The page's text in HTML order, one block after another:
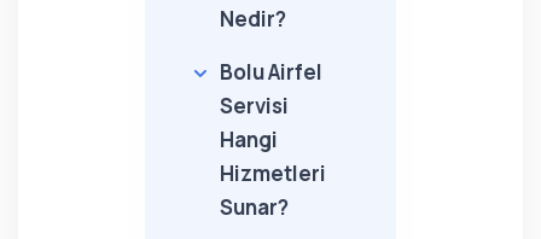
Nedir?
Bolu Airfel
Servisi
Hangi
Hizmetleri
Sunar?